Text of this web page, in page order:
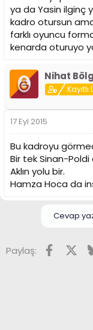
ya da Yasin ilginç
kadro otursun
farklı oyuncu
kenarda oturuyo
Nihat
Kayıtlı
17 Eyl 2015
Bu kadroyu
Bir tek Sinan-Poldi
Aklın yolu bir.
Hamza Hoca da
Cevap
Paylaş: X